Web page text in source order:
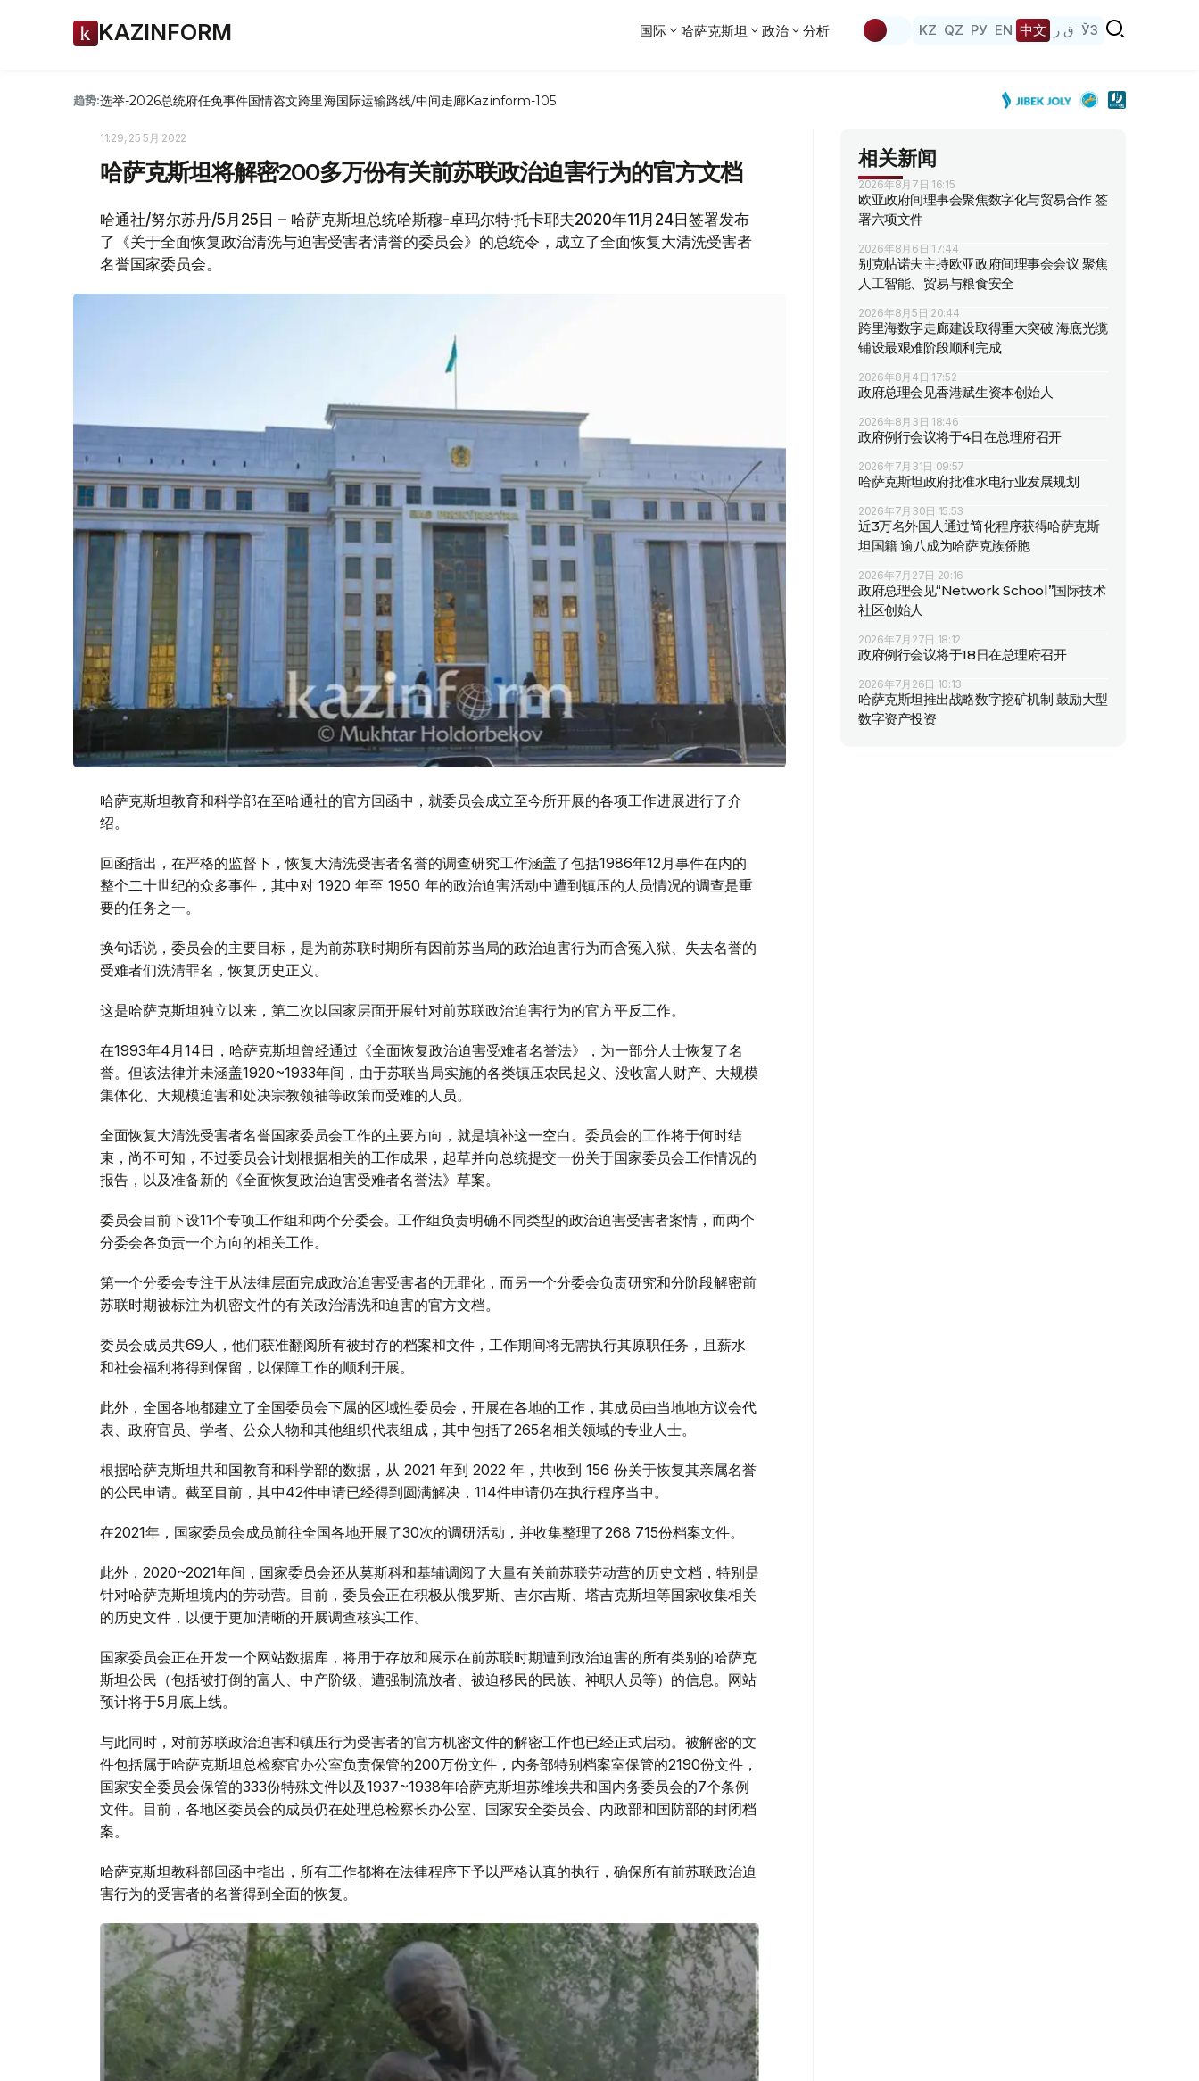
KAZINFORM 国际 哈萨克斯坦 政治 分析 KZ QZ РУ EN 中文 ق ز ЎЗ
趋势:选举-2026总统府任免事件国情咨文跨里海国际运输路线/中间走廊Kazinform-105
11:29, 25 5月 2022
哈萨克斯坦将解密200多万份有关前苏联政治迫害行为的官方文档
哈通社/努尔苏丹/5月25日 – 哈萨克斯坦总统哈斯穆-卓玛尔特·托卡耶夫2020年11月24日签署发布
了《关于全面恢复政治清洗与迫害受害者清誉的委员会》的总统令，成立了全面恢复大清洗受害者
名誉国家委员会。
哈萨克斯坦教育和科学部在至哈通社的官方回函中，就委员会成立至今所开展的各项工作进展进行了介
绍。
回函指出，在严格的监督下，恢复大清洗受害者名誉的调查研究工作涵盖了包括1986年12月事件在内的
整个二十世纪的众多事件，其中对 1920 年至 1950 年的政治迫害活动中遭到镇压的人员情况的调查是重
要的任务之一。
换句话说，委员会的主要目标，是为前苏联时期所有因前苏当局的政治迫害行为而含冤入狱、失去名誉的
受难者们洗清罪名，恢复历史正义。
这是哈萨克斯坦独立以来，第二次以国家层面开展针对前苏联政治迫害行为的官方平反工作。
在1993年4月14日，哈萨克斯坦曾经通过《全面恢复政治迫害受难者名誉法》，为一部分人士恢复了名
誉。但该法律并未涵盖1920~1933年间，由于苏联当局实施的各类镇压农民起义、没收富人财产、大规模
集体化、大规模迫害和处决宗教领袖等政策而受难的人员。
全面恢复大清洗受害者名誉国家委员会工作的主要方向，就是填补这一空白。委员会的工作将于何时结
束，尚不可知，不过委员会计划根据相关的工作成果，起草并向总统提交一份关于国家委员会工作情况的
报告，以及准备新的《全面恢复政治迫害受难者名誉法》草案。
委员会目前下设11个专项工作组和两个分委会。工作组负责明确不同类型的政治迫害受害者案情，而两个
分委会各负责一个方向的相关工作。
第一个分委会专注于从法律层面完成政治迫害受害者的无罪化，而另一个分委会负责研究和分阶段解密前
苏联时期被标注为机密文件的有关政治清洗和迫害的官方文档。
委员会成员共69人，他们获准翻阅所有被封存的档案和文件，工作期间将无需执行其原职任务，且薪水
和社会福利将得到保留，以保障工作的顺利开展。
此外，全国各地都建立了全国委员会下属的区域性委员会，开展在各地的工作，其成员由当地地方议会代
表、政府官员、学者、公众人物和其他组织代表组成，其中包括了265名相关领域的专业人士。
根据哈萨克斯坦共和国教育和科学部的数据，从 2021 年到 2022 年，共收到 156 份关于恢复其亲属名誉
的公民申请。截至目前，其中42件申请已经得到圆满解决，114件申请仍在执行程序当中。
在2021年，国家委员会成员前往全国各地开展了30次的调研活动，并收集整理了268 715份档案文件。
此外，2020~2021年间，国家委员会还从莫斯科和基辅调阅了大量有关前苏联劳动营的历史文档，特别是
针对哈萨克斯坦境内的劳动营。目前，委员会正在积极从俄罗斯、吉尔吉斯、塔吉克斯坦等国家收集相关
的历史文件，以便于更加清晰的开展调查核实工作。
国家委员会正在开发一个网站数据库，将用于存放和展示在前苏联时期遭到政治迫害的所有类别的哈萨克
斯坦公民（包括被打倒的富人、中产阶级、遭强制流放者、被迫移民的民族、神职人员等）的信息。网站
预计将于5月底上线。
与此同时，对前苏联政治迫害和镇压行为受害者的官方机密文件的解密工作也已经正式启动。被解密的文
件包括属于哈萨克斯坦总检察官办公室负责保管的200万份文件，内务部特别档案室保管的2190份文件，
国家安全委员会保管的333份特殊文件以及1937~1938年哈萨克斯坦苏维埃共和国内务委员会的7个条例
文件。目前，各地区委员会的成员仍在处理总检察长办公室、国家安全委员会、内政部和国防部的封闭档
案。
哈萨克斯坦教科部回函中指出，所有工作都将在法律程序下予以严格认真的执行，确保所有前苏联政治迫
害行为的受害者的名誉得到全面的恢复。
相关新闻
2026年8月7日 16:15
欧亚政府间理事会聚焦数字化与贸易合作 签
署六项文件
2026年8月6日 17:44
别克帖诺夫主持欧亚政府间理事会会议 聚焦
人工智能、贸易与粮食安全
2026年8月5日 20:44
跨里海数字走廊建设取得重大突破 海底光缆
铺设最艰难阶段顺利完成
2026年8月4日 17:52
政府总理会见香港赋生资本创始人
2026年8月3日 18:46
政府例行会议将于4日在总理府召开
2026年7月31日 09:57
哈萨克斯坦政府批准水电行业发展规划
2026年7月30日 15:53
近3万名外国人通过简化程序获得哈萨克斯
坦国籍 逾八成为哈萨克族侨胞
2026年7月27日 20:16
政府总理会见“Network School”国际技术
社区创始人
2026年7月27日 18:12
政府例行会议将于18日在总理府召开
2026年7月26日 10:13
哈萨克斯坦推出战略数字挖矿机制 鼓励大型
数字资产投资